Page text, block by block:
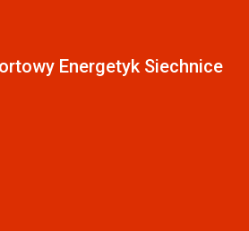
Energetyk Siechnice